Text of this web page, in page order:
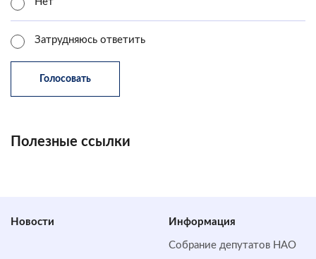
Затрудняюсь ответить
Полезные ссылки
Новости Информация
Собрание депутатов НАО